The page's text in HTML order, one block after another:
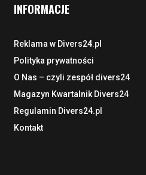
INFORMACJE
Reklama w Divers24.pl
Polityka prywatności
O Nas – czyli zespół divers24
Magazyn Kwartalnik Divers24
Regulamin Divers24.pl
Kontakt